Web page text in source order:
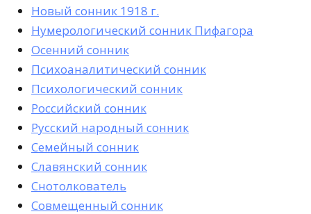
Новый сонник 1918 г.
Нумерологический сонник Пифагора
Осенний сонник
Психоаналитический сонник
Психологический сонник
Российский сонник
Русский народный сонник
Семейный сонник
Славянский сонник
Снотолкователь
Совмещенный сонник